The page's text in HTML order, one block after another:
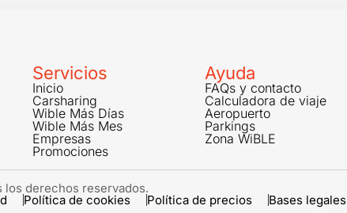
Servicios
Inicio
Carsharing
Wible Más Días
Wible Más Mes
Empresas
Promociones
Ayuda
FAQs y contacto
Calculadora de viaje
Aeropuerto
Parkings
Zona WiBLE
derechos reservados.
Política de cookies Política de precios Bases legales